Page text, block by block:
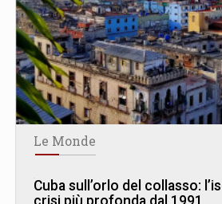
Le Monde
Cuba sull’orlo del collasso: